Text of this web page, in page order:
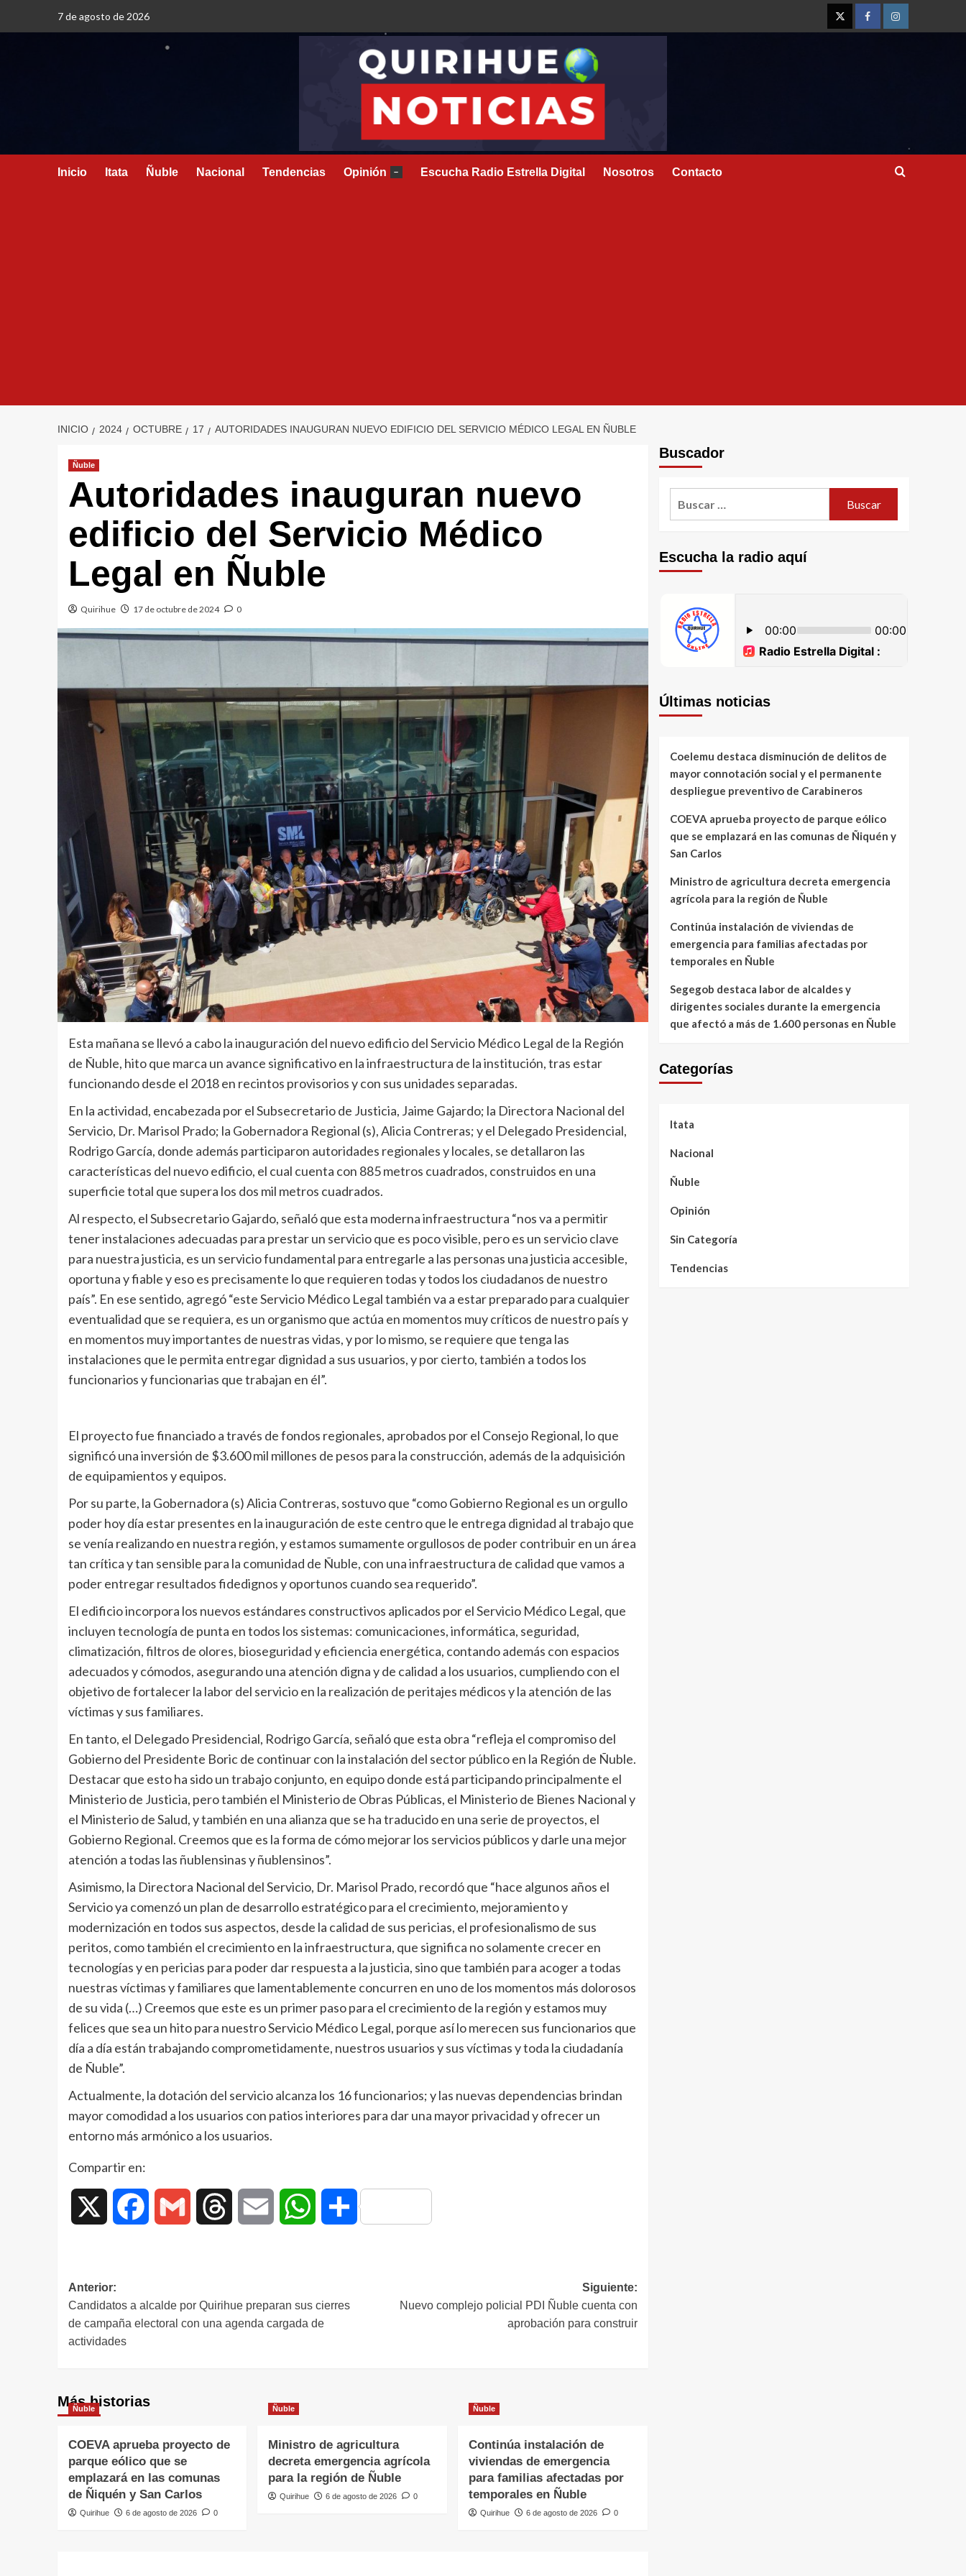
7 de agosto de 2026
Inicio Itata Ñuble Nacional Tendencias Opinión – Escucha Radio Estrella Digital Nosotros Contacto
INICIO 2024 OCTUBRE 17 AUTORIDADES INAUGURAN NUEVO EDIFICIO DEL SERVICIO MÉDICO LEGAL EN ÑUBLE
Ñuble
Autoridades inauguran nuevo
edificio del Servicio Médico
Legal en Ñuble
Quirihue 17 de octubre de 2024 0
Esta mañana se llevó a cabo la inauguración del nuevo edificio del Servicio Médico Legal de la Región
de Ñuble, hito que marca un avance significativo en la infraestructura de la institución, tras estar
funcionando desde el 2018 en recintos provisorios y con sus unidades separadas.
En la actividad, encabezada por el Subsecretario de Justicia, Jaime Gajardo; la Directora Nacional del
Servicio, Dr. Marisol Prado; la Gobernadora Regional (s), Alicia Contreras; y el Delegado Presidencial,
Rodrigo García, donde además participaron autoridades regionales y locales, se detallaron las
características del nuevo edificio, el cual cuenta con 885 metros cuadrados, construidos en una
superficie total que supera los dos mil metros cuadrados.
Al respecto, el Subsecretario Gajardo, señaló que esta moderna infraestructura “nos va a permitir
tener instalaciones adecuadas para prestar un servicio que es poco visible, pero es un servicio clave
para nuestra justicia, es un servicio fundamental para entregarle a las personas una justicia accesible,
oportuna y fiable y eso es precisamente lo que requieren todas y todos los ciudadanos de nuestro
país”. En ese sentido, agregó “este Servicio Médico Legal también va a estar preparado para cualquier
eventualidad que se requiera, es un organismo que actúa en momentos muy críticos de nuestro país y
en momentos muy importantes de nuestras vidas, y por lo mismo, se requiere que tenga las
instalaciones que le permita entregar dignidad a sus usuarios, y por cierto, también a todos los
funcionarios y funcionarias que trabajan en él”.
El proyecto fue financiado a través de fondos regionales, aprobados por el Consejo Regional, lo que
significó una inversión de $3.600 mil millones de pesos para la construcción, además de la adquisición
de equipamientos y equipos.
Por su parte, la Gobernadora (s) Alicia Contreras, sostuvo que “como Gobierno Regional es un orgullo
poder hoy día estar presentes en la inauguración de este centro que le entrega dignidad al trabajo que
se venía realizando en nuestra región, y estamos sumamente orgullosos de poder contribuir en un área
tan crítica y tan sensible para la comunidad de Ñuble, con una infraestructura de calidad que vamos a
poder entregar resultados fidedignos y oportunos cuando sea requerido”.
El edificio incorpora los nuevos estándares constructivos aplicados por el Servicio Médico Legal, que
incluyen tecnología de punta en todos los sistemas: comunicaciones, informática, seguridad,
climatización, filtros de olores, bioseguridad y eficiencia energética, contando además con espacios
adecuados y cómodos, asegurando una atención digna y de calidad a los usuarios, cumpliendo con el
objetivo de fortalecer la labor del servicio en la realización de peritajes médicos y la atención de las
víctimas y sus familiares.
En tanto, el Delegado Presidencial, Rodrigo García, señaló que esta obra “refleja el compromiso del
Gobierno del Presidente Boric de continuar con la instalación del sector público en la Región de Ñuble.
Destacar que esto ha sido un trabajo conjunto, en equipo donde está participando principalmente el
Ministerio de Justicia, pero también el Ministerio de Obras Públicas, el Ministerio de Bienes Nacional y
el Ministerio de Salud, y también en una alianza que se ha traducido en una serie de proyectos, el
Gobierno Regional. Creemos que es la forma de cómo mejorar los servicios públicos y darle una mejor
atención a todas las ñublensinas y ñublensinos”.
Asimismo, la Directora Nacional del Servicio, Dr. Marisol Prado, recordó que “hace algunos años el
Servicio ya comenzó un plan de desarrollo estratégico para el crecimiento, mejoramiento y
modernización en todos sus aspectos, desde la calidad de sus pericias, el profesionalismo de sus
peritos, como también el crecimiento en la infraestructura, que significa no solamente crecer en
tecnologías y en pericias para poder dar respuesta a la justicia, sino que también para acoger a todas
nuestras víctimas y familiares que lamentablemente concurren en uno de los momentos más dolorosos
de su vida (…) Creemos que este es un primer paso para el crecimiento de la región y estamos muy
felices que sea un hito para nuestro Servicio Médico Legal, porque así lo merecen sus funcionarios que
día a día están trabajando comprometidamente, nuestros usuarios y sus víctimas y toda la ciudadanía
de Ñuble”.
Actualmente, la dotación del servicio alcanza los 16 funcionarios; y las nuevas dependencias brindan
mayor comodidad a los usuarios con patios interiores para dar una mayor privacidad y ofrecer un
entorno más armónico a los usuarios.
Compartir en:
Facebook Gmail Threads Email WhatsAppCompartir
Anterior:
Candidatos a alcalde por Quirihue preparan sus cierres
de campaña electoral con una agenda cargada de
actividades
Siguiente:
Nuevo complejo policial PDI Ñuble cuenta con
aprobación para construir
Más historias
Ñuble
COEVA aprueba proyecto de
parque eólico que se
emplazará en las comunas
de Ñiquén y San Carlos
Quirihue 6 de agosto de 2026 0
Ñuble
Ministro de agricultura
decreta emergencia agrícola
para la región de Ñuble
Quirihue 6 de agosto de 2026 0
Ñuble
Continúa instalación de
viviendas de emergencia
para familias afectadas por
temporales en Ñuble
Quirihue 6 de agosto de 2026 0
Buscador
Escucha la radio aquí
Últimas noticias
Coelemu destaca disminución de delitos de
mayor connotación social y el permanente
despliegue preventivo de Carabineros
COEVA aprueba proyecto de parque eólico
que se emplazará en las comunas de Ñiquén y
San Carlos
Ministro de agricultura decreta emergencia
agrícola para la región de Ñuble
Continúa instalación de viviendas de
emergencia para familias afectadas por
temporales en Ñuble
Segegob destaca labor de alcaldes y
dirigentes sociales durante la emergencia
que afectó a más de 1.600 personas en Ñuble
Categorías
Itata
Nacional
Ñuble
Opinión
Sin Categoría
Tendencias